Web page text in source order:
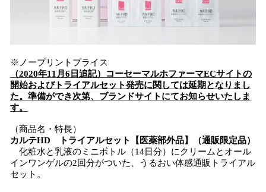
※ノープリントプライス
（2020年11月6日追記）コーセーマルホファーマECサイトの
開始およびトライアルセット発売に関しては延期となりまし
た。準備ができ次第、ブランドサイトにてお知らせいたしま
す。
（商品名・特長）
カルテHD トライアルセット【医薬部外品】（通販限定品）
化粧水と乳液のミニボトル（14日分）にクリームとオール
インワンゲルの2回分がついた、うるおい体感通販トライアル
セット。